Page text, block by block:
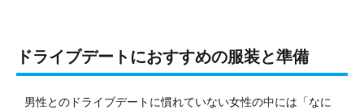
ドライブデートにおすすめの服装と準備
男性とのドライブデートに慣れていない女性の中には「なに